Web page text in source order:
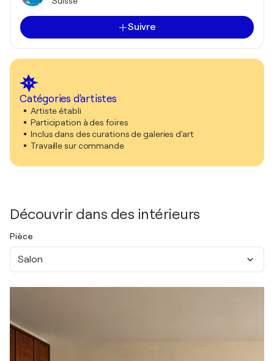
Suivre
Catégories d'artistes
Artiste établi
Participation à des foires
Inclus dans des curations de galeries d'art
Travaille sur commande
Découvrir dans des intérieurs
Pièce
Salon